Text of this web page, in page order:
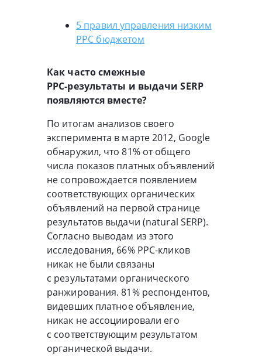
5 правил управления низким
PPC бюджетом
Как часто смежные
PPC-результаты и выдачи SERP
появляются вместе?
По итогам анализов своего
эксперимента в марте 2012, Google
обнаружил, что 81% от общего
числа показов платных объявлений
не сопровождается появлением
соответствующих органических
объявлений на первой странице
результатов выдачи (natural SERP).
Согласно выводам из этого
исследования, 66% PPC-кликов
никак не были связаны
с результатами органического
ранжирования. 81% респондентов,
видевших платное объявление,
никак не ассоциировали его
с соответствующим результатом
органической выдачи.